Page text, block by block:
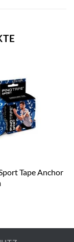
Tape Anchor